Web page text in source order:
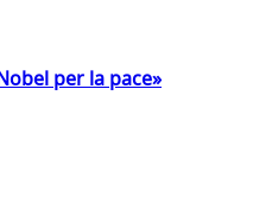
per la pace»